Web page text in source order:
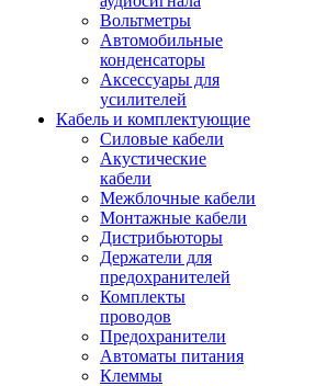
Вольтметры
Автомобильные
конденсаторы
Аксессуары для
усилителей
Кабель и комплектующие
Силовые кабели
Акустические
кабели
Межблочные кабели
Монтажные кабели
Дистрибьюторы
Держатели для
предохранителей
Комплекты
проводов
Предохранители
Автоматы питания
Клеммы